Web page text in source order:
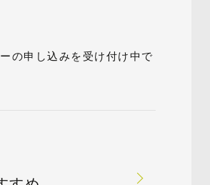
の申し込みを受け付け中で